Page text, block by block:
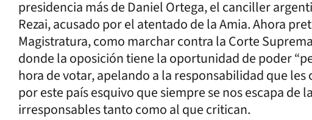
presidencia más de Daniel Ortega, el canciller
Rezai, acusado por el atentado de la Amia. Ahora
Magistratura, como marchar contra la Corte
donde la oposición tiene la oportunidad de poder
hora de votar, apelando a la responsabilidad que
por este país esquivo que siempre se nos escapa de
irresponsables tanto como al que critican.